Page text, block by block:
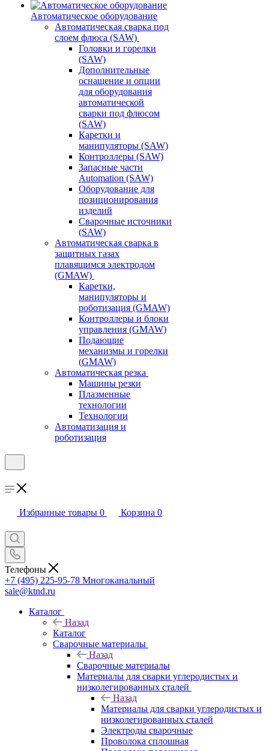
Автоматическое оборудование
Автоматическая сварка под
слоем флюса (SAW)
Головки и горелки
(SAW)
Дополнительные
оснащение и опции
для оборудования
автоматической
сварки под флюсом
(SAW)
Каретки и
манипуляторы (SAW)
Контроллеры (SAW)
Запасные части
Automation (SAW)
Оборудование для
позиционирования
изделий
Сварочные источники
(SAW)
Автоматическая сварка в
защитных газах
плавящимся электродом
(GMAW)
Каретки,
манипуляторы и
роботизация (GMAW)
Контроллеры и блоки
управления (GMAW)
Подающие
механизмы и горелки
(GMAW)
Автоматическая резка
Машины резки
Плазменные
технологии
Технологии
Автоматизация и
роботизация
Избранные товары 0 Корзина 0
Телефоны
+7 (495) 225-95-78 Многоканальный
sale@ktnd.ru
Каталог
Назад
Каталог
Сварочные материалы
Назад
Сварочные материалы
Материалы для сварки углеродистых и
низколегированных сталей
Назад
Материалы для сварки углеродистых и
низколегированных сталей
Электроды сварочные
Проволока сплошная